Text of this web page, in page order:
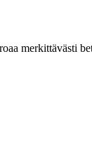
merkittävästi